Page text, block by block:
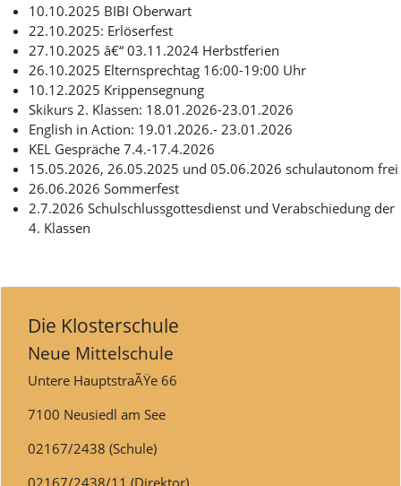
10.10.2025 BIBI Oberwart
22.10.2025: Erlöserfest
27.10.2025 â€“ 03.11.2024 Herbstferien
26.10.2025 Elternsprechtag 16:00-19:00 Uhr
10.12.2025 Krippensegnung
Skikurs 2. Klassen: 18.01.2026-23.01.2026
English in Action: 19.01.2026.- 23.01.2026
KEL Gespräche 7.4.-17.4.2026
15.05.2026, 26.05.2025 und 05.06.2026 schulautonom frei
26.06.2026 Sommerfest
2.7.2026 Schulschlussgottesdienst und Verabschiedung der
4. Klassen
Die Klosterschule
Neue Mittelschule
Untere HauptstraÃŸe 66
7100 Neusiedl am See
02167/2438 (Schule)
02167/2438/11 (Direktor)